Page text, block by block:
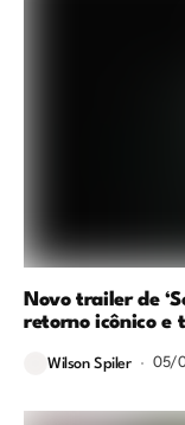
Novo trailer de
retorno icônico e
Wilson Spiler 05/